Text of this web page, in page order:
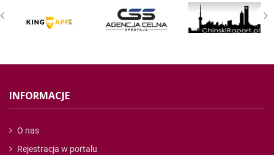
INFORMACJE
O nas
Rejestracja w portalu